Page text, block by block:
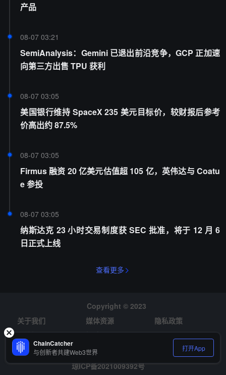
产品
08-07 03:21
SemiAnalysis：Gemini 已退出前沿竞争，GCP 正加速
向第三方出售 TPU 获利
08-07 03:05
美国银行维持 SpaceX 235 美元目标价，较财报后参考
价高出约 87.5%
08-07 03:05
Firmus 融资 20 亿美元估值超 105 亿，英伟达与 Coatu
e 参投
08-07 03:05
纳斯达克 23 小时交易制度获 SEC 批准，将于 12 月 6
日正式上线
查看更多
Copyright © 2023
关于我们
媒体资源
隐私政策
风险提示
招聘
琼ICP备2021009392号
ChainCatcher
与创新者共建Web3世界 打开App